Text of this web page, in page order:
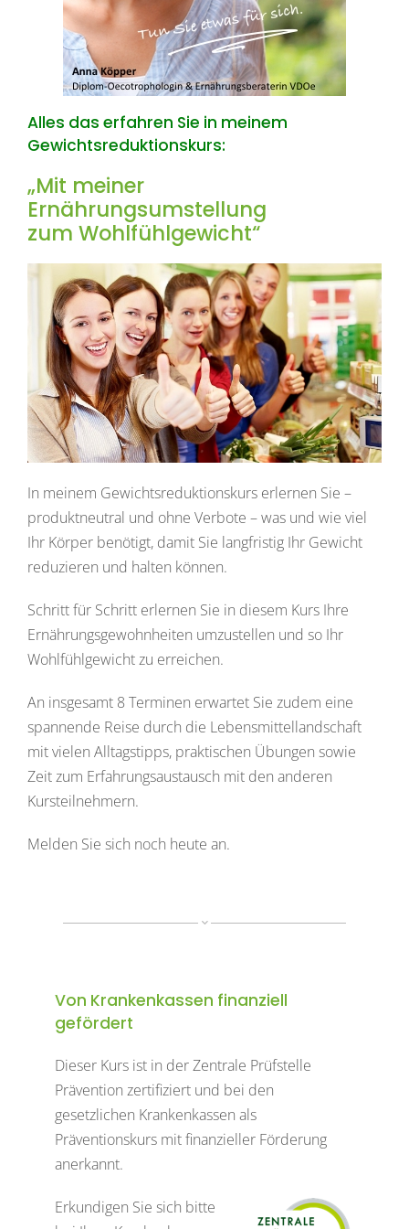
Alles das erfahren Sie in meinem
Gewichtsreduktionskurs:
„Mit meiner
Ernährungsumstellung
zum Wohlfühlgewicht“
In meinem Gewichtsreduktionskurs erlernen Sie –
produktneutral und ohne Verbote – was und wie viel
Ihr Körper benötigt, damit Sie langfristig Ihr Gewicht
reduzieren und halten können.
Schritt für Schritt erlernen Sie in diesem Kurs Ihre
Ernährungsgewohnheiten umzustellen und so Ihr
Wohlfühlgewicht zu erreichen.
An insgesamt 8 Terminen erwartet Sie zudem eine
spannende Reise durch die Lebensmittellandschaft
mit vielen Alltagstipps, praktischen Übungen sowie
Zeit zum Erfahrungsaustausch mit den anderen
Kursteilnehmern.
Melden Sie sich noch heute an.
Von Krankenkassen finanziell
gefördert
Dieser Kurs ist in der Zentrale Prüfstelle
Prävention zertifiziert und bei den
gesetzlichen Krankenkassen als
Präventionskurs mit finanzieller Förderung
anerkannt.
Erkundigen Sie sich bitte